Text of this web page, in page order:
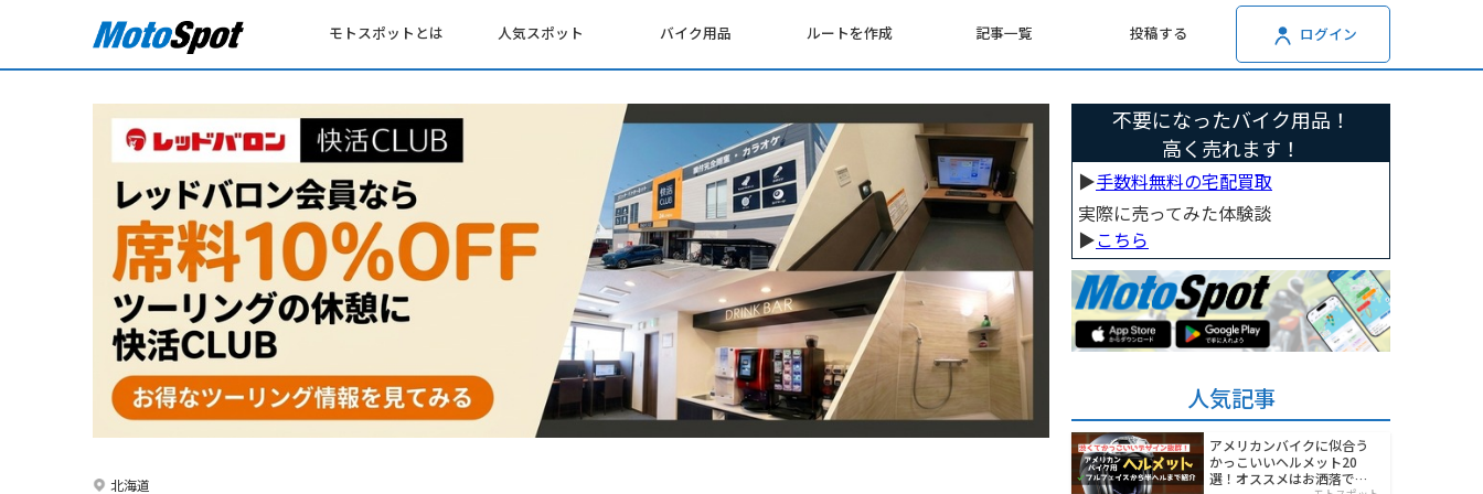
モトスポットとは 人気スポット バイク用品 ルートを作成 記事一覧 投稿する ログイン
北海道
不要になったバイク用品！
高く売れます！
▶︎手数料無料の宅配買取
実際に売ってみた体験談
▶︎こちら
人気記事
アメリカンバイクに似合う
かっこいいヘルメット20
選！オススメはお洒落でワ